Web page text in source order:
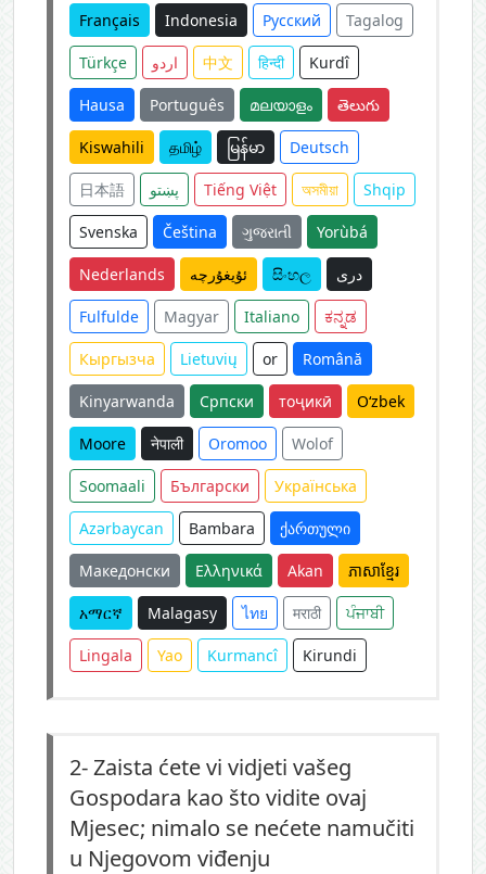
Français Indonesia Русский Tagalog
Türkçe اردو 中文 हिन्दी Kurdî
Hausa Português മലയാളം తెలుగు
Kiswahili தமிழ் မြန်မာ Deutsch
日本語 پښتو Tiếng Việt অসমীয়া Shqip
Svenska Čeština ગુજરાતી Yorùbá
Nederlands ئۇيغۇرچە සිංහල دری
Fulfulde Magyar Italiano ಕನ್ನಡ
Кыргызча Lietuvių or Română
Kinyarwanda Српски тоҷикӣ O‘zbek
Moore नेपाली Oromoo Wolof
Soomaali Български Українська
Azərbaycan Bambara ქართული
Македонски Ελληνικά Akan ភាសាខ្មែរ
አማርኛ Malagasy ไทย मराठी ਪੰਜਾਬੀ
Lingala Yao Kurmancî Kirundi
2-Zaista ćete vi vidjeti vašeg
Gospodara kao što vidite ovaj
Mjesec; nimalo se nećete namučiti
u Njegovom viđenju